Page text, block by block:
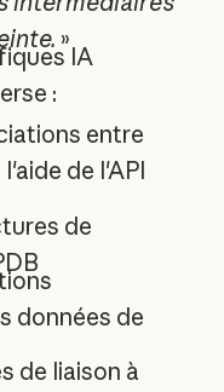
»
IA
:
entre
de l'API
de
données de
de liaison à